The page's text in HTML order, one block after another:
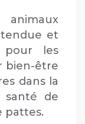
et
pour les
bien-être
dans la
santé de
pattes.